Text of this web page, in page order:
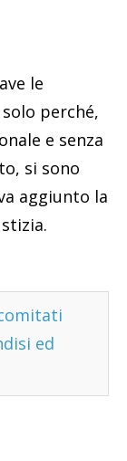
le
perché,
e senza
si sono
aggiunto la
ed